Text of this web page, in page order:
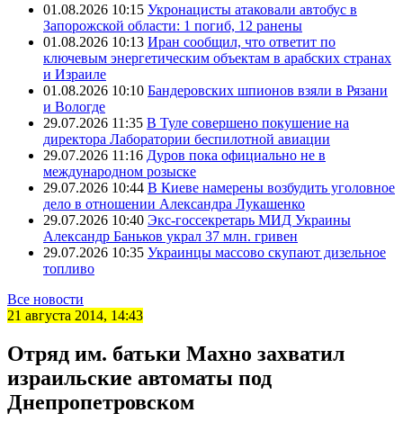
01.08.2026 10:15 Укронацисты атаковали автобус в
Запорожской области: 1 погиб, 12 ранены
01.08.2026 10:13 Иран сообщил, что ответит по
ключевым энергетическим объектам в арабских странах
и Израиле
01.08.2026 10:10 Бандеровских шпионов взяли в Рязани
и Вологде
29.07.2026 11:35 В Туле совершено покушение на
директора Лаборатории беспилотной авиации
29.07.2026 11:16 Дуров пока официально не в
международном розыске
29.07.2026 10:44 В Киеве намерены возбудить уголовное
дело в отношении Александра Лукашенко
29.07.2026 10:40 Экс-госсекретарь МИД Украины
Александр Баньков украл 37 млн. гривен
29.07.2026 10:35 Украинцы массово скупают дизельное
топливо
Все новости
21 августа 2014, 14:43
Отряд им. батьки Махно захватил
израильские автоматы под
Днепропетровском